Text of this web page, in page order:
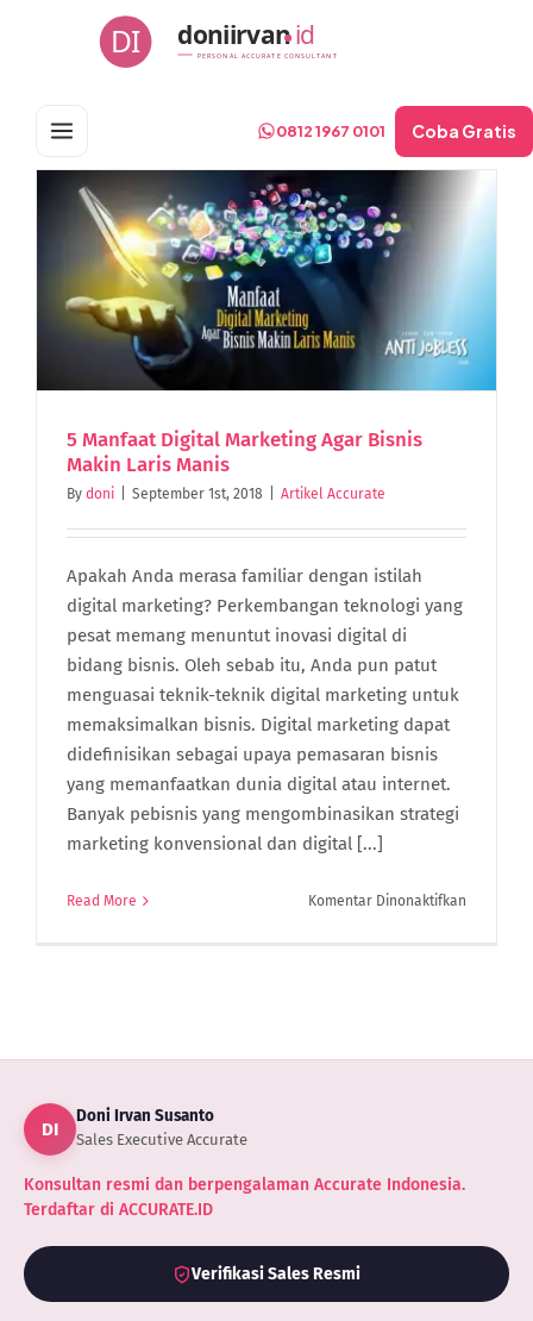
DI doniirvanid
PERSONAL ACCURATE CONSULTANT
0812 1967 0101 Coba Gratis
5 Manfaat Digital Marketing Agar Bisnis
Makin Laris Manis
By doni September 1st, 2018 Artikel Accurate
Apakah Anda merasa familiar dengan istilah
digital marketing? Perkembangan teknologi yang
pesat memang menuntut inovasi digital di
bidang bisnis. Oleh sebab itu, Anda pun patut
menguasai teknik-teknik digital marketing untuk
memaksimalkan bisnis. Digital marketing dapat
didefinisikan sebagai upaya pemasaran bisnis
yang memanfaatkan dunia digital atau internet.
Banyak pebisnis yang mengombinasikan strategi
marketing konvensional dan digital [...]
Read More Komentar Dinonaktifkan
DI
Doni Irvan Susanto
Sales Executive Accurate
Konsultan resmi dan berpengalaman Accurate Indonesia.
Terdaftar di ACCURATE.ID
Verifikasi Sales Resmi